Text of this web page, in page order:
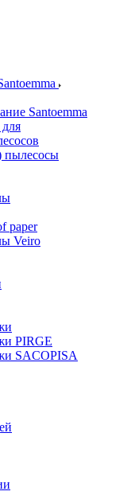
Santoemma
пылесосы
paper
Veiro
PIRGE
SACOPISA